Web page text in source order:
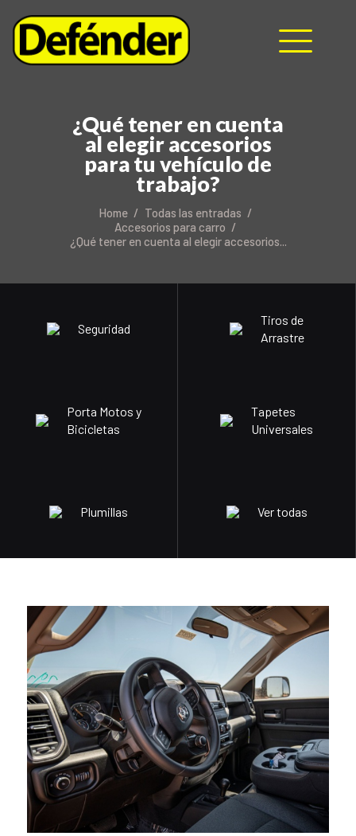
¿Qué tener en cuenta
al elegir accesorios
para tu vehículo de
trabajo?
Home
Todas las entradas
Accesorios para carro
¿Qué tener en cuenta al elegir accesorios...
Seguridad
Tiros de
Arrastre
Porta Motos y
Bicicletas
Tapetes
Universales
Plumillas Ver todas
NOSOTROS
PRODUCTOS
MANUALES
CONTACTO